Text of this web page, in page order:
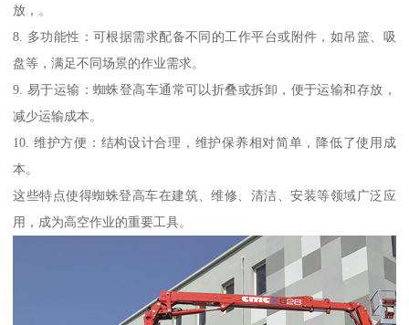
放，。
8. 多功能性：可根据需求配备不同的工作平台或附件，如吊篮、吸
盘等，满足不同场景的作业需求。
9. 易于运输：蜘蛛登高车通常可以折叠或拆卸，便于运输和存放，
减少运输成本。
10. 维护方便：结构设计合理，维护保养相对简单，降低了使用成
本。
这些特点使得蜘蛛登高车在建筑、维修、清洁、安装等领域广泛应
用，成为高空作业的重要工具。